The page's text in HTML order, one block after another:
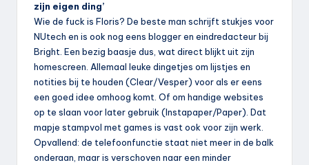
zijn eigen ding’
Wie de fuck is Floris? De beste man schrijft stukjes voor
NUtech en is ook nog eens blogger en eindredacteur bij
Bright. Een bezig baasje dus, wat direct blijkt uit zijn
homescreen. Allemaal leuke dingetjes om lijstjes en
notities bij te houden (Clear/Vesper) voor als er eens
een goed idee omhoog komt. Of om handige websites
op te slaan voor later gebruik (Instapaper/Paper). Dat
mapje stampvol met games is vast ook voor zijn werk.
Opvallend: de telefoonfunctie staat niet meer in de balk
onderaan, maar is verschoven naar een minder